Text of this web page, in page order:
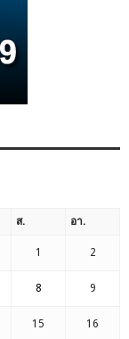
ส. อา.
1 2
8 9
15 16